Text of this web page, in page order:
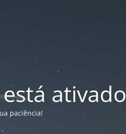
ativado
paciência!